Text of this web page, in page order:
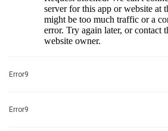
Error9
Error9